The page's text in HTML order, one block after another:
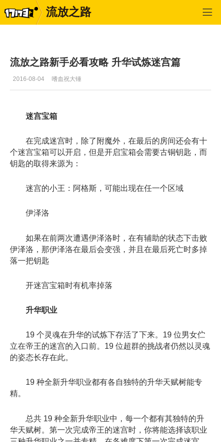
流放之路
流放之路 > 每日更新
流放之路新手必看攻略 升华试炼迷宫篇
2016-08-04 嗜血祝大锤
迷宫宝箱
在完成迷宫时，除了附魔外，在最后的房间还会有十
个迷宫宝箱可以开启，但是开启宝箱会需要古铜钥匙，而
钥匙的取得来源为：
迷宫的小王：阿格斯，可能出现在任一个区域
伊泽洛
如果在前两次遭遇伊泽洛时，在有辅助的状态下击败
伊泽洛，那伊泽洛在最后会变强，并且在最后死亡时多掉
落一把钥匙
开迷宫宝箱时有机率掉落
升华职业
19 个灵魂在升华的试炼下存活了下来。19 位男女伫
立在帝王的迷宫的入口前。19 位超群的挑战者仍然以灵魂
的姿态长存在此。
19 种全新升华职业都有各自独特的升华天赋树能专
精。
总共 19 种全新升华职业中，每一个都有其独特的升
华天赋树。第一次完成帝王的迷宫时，你将能选择该职业